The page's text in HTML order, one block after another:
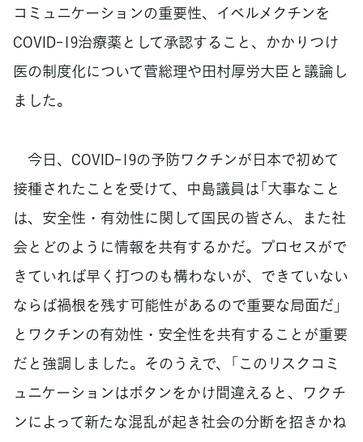
コミュニケーションの重要性、イベルメクチンを
COVID-19治療薬として承認すること、かかりつけ
医の制度化について菅総理や田村厚労大臣と議論し
ました。
今日、COVID-19の予防ワクチンが日本で初めて
接種されたことを受けて、中島議員は「大事なこと
は、安全性・有効性に関して国民の皆さん、また社
会とどのように情報を共有するかだ。プロセスがで
きていれば早く打つのも構わないが、できていない
ならば禍根を残す可能性があるので重要な局面だ」
とワクチンの有効性・安全性を共有することが重要
だと強調しました。そのうえで、「このリスクコミ
ュニケーションはボタンをかけ間違えると、ワクチ
ンによって新たな混乱が起き社会の分断を招きかね